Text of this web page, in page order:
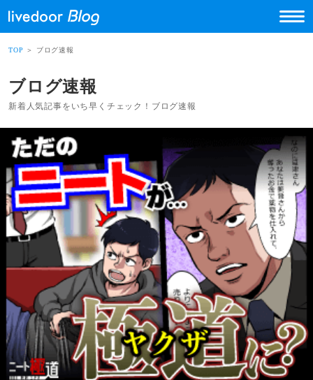
TOP ＞ ブログ速報
ブログ速報
新着人気記事をいち早くチェック！ブログ速報